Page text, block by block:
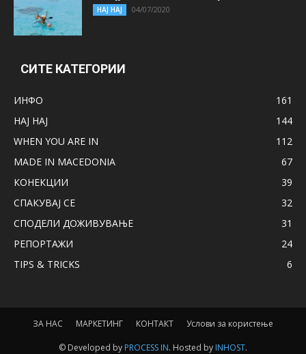
НАЈ НАЈ 04/07/2020
СИТЕ КАТЕГОРИИ
ИНФО
161
НАЈ НАЈ
144
WHEN YOU ARE IN
112
MADE IN MACEDONIA
67
КОНЕКЦИИ
39
СПАКУВАЈ СЕ
32
СПОДЕЛИ ДОЖИВУВАЊЕ
31
РЕПОРТАЖИ
24
TIPS & TRICKS
6
ЗА НАС МАРКЕТИНГ КОНТАКТ Услови за користење
© Developed by PROCESS IN. Hosted by INHOST.